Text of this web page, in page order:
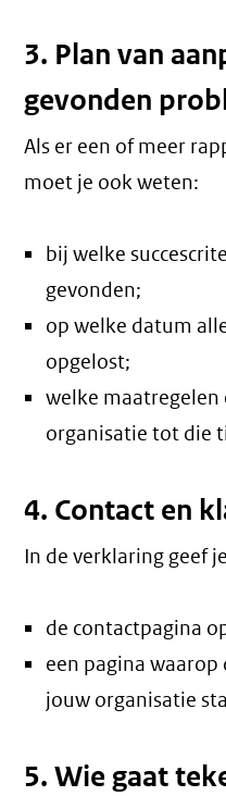
3. Plan van
gevonden
Als er een of meer
moet je ook weten:
bij welke
gevonden;
op welke datum
opgelost;
welke
organisatie tot die
4. Contact en
In de verklaring geef
de contactpagina
een pagina
jouw organisatie
5. Wie gaat